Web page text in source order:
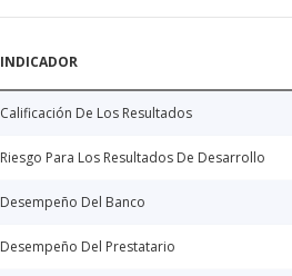
INDICADOR
Calificación De Los Resultados
Riesgo Para Los Resultados De Desarrollo
Desempeño Del Banco
Desempeño Del Prestatario